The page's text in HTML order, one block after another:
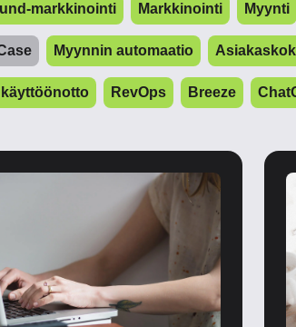
markkinointi Markkinointi Myynti
Myynnin automaatio
RevOps Breeze